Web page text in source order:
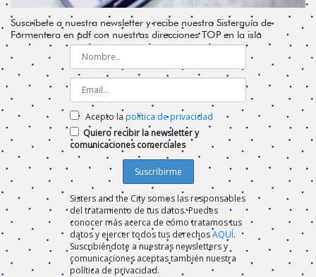
Suscríbete a nuestra newsletter y recibe nuestra Sisterguía de
Formentera en pdf con nuestras direcciones TOP en la isla
Acepto la política de privacidad
Quiero recibir la newsletter y
comunicaciones comerciales
Sisters and the City somos las responsables
del tratamiento de tus datos. Puedes
conocer más acerca de cómo tratamos tus
datos y ejercer todos tus derechosAQUÍ.
Suscribiéndote a nuestras newsletters y
comunicaciones aceptas también nuestra
política de privacidad.